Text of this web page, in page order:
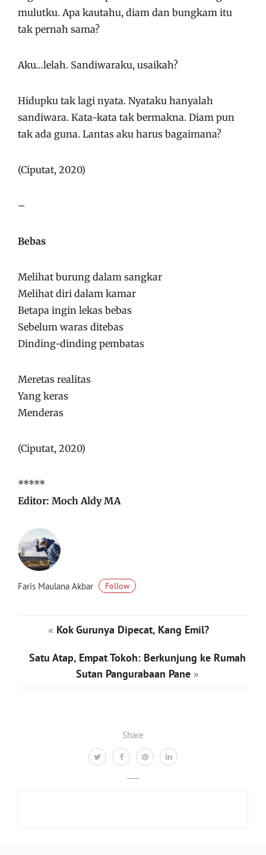
Share
mulutku. Apa kautahu, diam dan bungkam itu
tak pernah sama?
Aku…lelah. Sandiwaraku, usaikah?
Hidupku tak lagi nyata. Nyataku hanyalah
sandiwara. Kata-kata tak bermakna. Diam pun
tak ada guna. Lantas aku harus bagaimana?
(Ciputat, 2020)
–
Bebas
Melihat burung dalam sangkar
Melihat diri dalam kamar
Betapa ingin lekas bebas
Sebelum waras ditebas
Dinding-dinding pembatas
Meretas realitas
Yang keras
Menderas
(Ciputat, 2020)
*****
Editor: Moch Aldy MA
Faris Maulana Akbar Follow
« Kok Gurunya Dipecat, Kang Emil?
Satu Atap, Empat Tokoh: Berkunjung ke Rumah
Sutan Pangurabaan Pane »